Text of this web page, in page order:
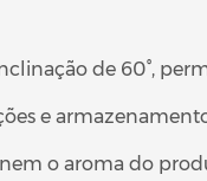
de 60°,
e
o aroma do